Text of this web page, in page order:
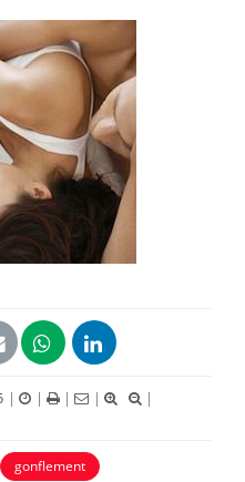
| | | |
|
gonflement